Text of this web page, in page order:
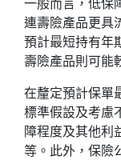
一般而言，低保
連壽險產品更具
預計最短持有年
壽險產品則可能
在釐定預計保單
標準假設及考慮
障程度及其他利
等。此外，保險